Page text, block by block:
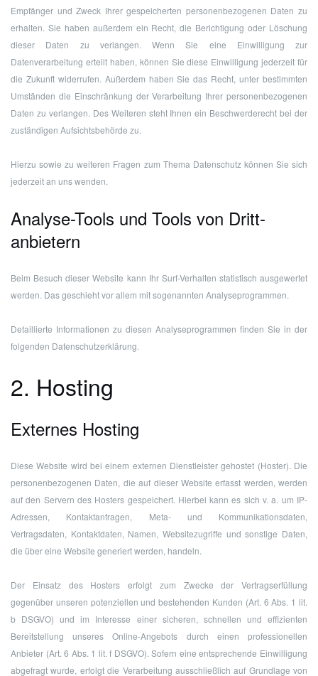
Empfänger und Zweck Ihrer gespeicherten personenbezogenen Daten zu
erhalten. Sie haben außerdem ein Recht, die Berichtigung oder Löschung
dieser Daten zu verlangen. Wenn Sie eine Einwilligung zur
Datenverarbeitung erteilt haben, können Sie diese Einwilligung jederzeit für
die Zukunft widerrufen. Außerdem haben Sie das Recht, unter bestimmten
Umständen die Einschränkung der Verarbeitung Ihrer personenbezogenen
Daten zu verlangen. Des Weiteren steht Ihnen ein Beschwerderecht bei der
zuständigen Aufsichtsbehörde zu.
Hierzu sowie zu weiteren Fragen zum Thema Datenschutz können Sie sich
jederzeit an uns wenden.
Analyse-Tools und Tools von Dritt­
anbietern
Beim Besuch dieser Website kann Ihr Surf-Verhalten statistisch ausgewertet
werden. Das geschieht vor allem mit sogenannten Analyseprogrammen.
Detaillierte Informationen zu diesen Analyseprogrammen finden Sie in der
folgenden Datenschutzerklärung.
2. Hosting
Externes Hosting
Diese Website wird bei einem externen Dienstleister gehostet (Hoster). Die
personenbezogenen Daten, die auf dieser Website erfasst werden, werden
auf den Servern des Hosters gespeichert. Hierbei kann es sich v. a. um IP-
Adressen, Kontaktanfragen, Meta- und Kommunikationsdaten,
Vertragsdaten, Kontaktdaten, Namen, Websitezugriffe und sonstige Daten,
die über eine Website generiert werden, handeln.
Der Einsatz des Hosters erfolgt zum Zwecke der Vertragserfüllung
gegenüber unseren potenziellen und bestehenden Kunden (Art. 6 Abs. 1 lit.
b DSGVO) und im Interesse einer sicheren, schnellen und effizienten
Bereitstellung unseres Online-Angebots durch einen professionellen
Anbieter (Art. 6 Abs. 1 lit. f DSGVO). Sofern eine entsprechende Einwilligung
abgefragt wurde, erfolgt die Verarbeitung ausschließlich auf Grundlage von